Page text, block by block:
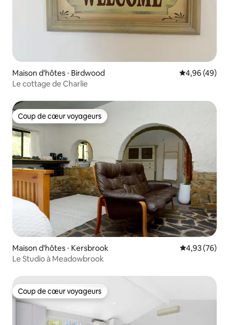
Maison d'hôtes ⋅ Birdwood Évaluation
4,96 (49)
Le cottage de Charlie
Coup de cœur voyageurs
Coup de cœur voyageurs
Maison d'hôtes ⋅ Kersbrook Évaluation
4,93 (76)
Le Studio à Meadowbrook
Coup de cœur voyageurs
Coup de cœur voyageurs